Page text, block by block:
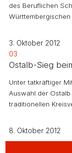
des Beruflichen
3. Oktober 2012
03
Ostalb-Sieg
Unter tatkräftiger
Auswahl der
traditionellen
8. Oktober 2012